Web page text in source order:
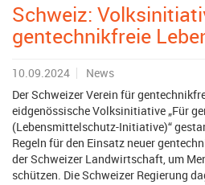
Schweiz:
gentechnikfreie
10.09.2024
News
Der Schweizer Verein für
eidgenössische Volksinitiative „Für
(Lebensmittelschutz-Initiative)“
Regeln für den Einsatz neuer
der Schweizer Landwirtschaft, um
schützen. Die Schweizer Regierung